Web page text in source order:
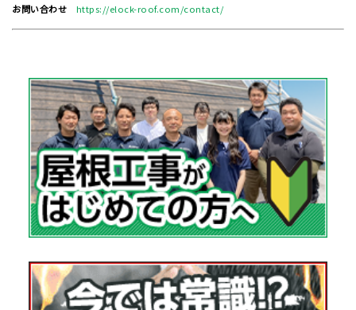
お問い合わせ
https://elock-roof.com/contact/